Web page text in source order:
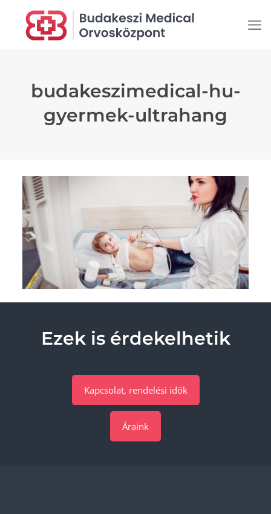
budakeszimedical-hu-
gyermek-ultrahang
Ezek is érdekelhetik
Kapcsolat, rendelési idők
Áraink